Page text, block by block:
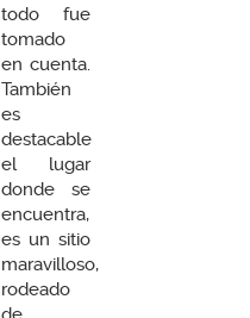
todo fue
tomado
en cuenta.
También
es
destacable
el lugar
donde se
encuentra,
es un sitio
maravilloso,
rodeado